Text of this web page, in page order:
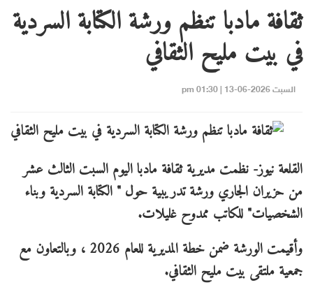
ثقافة مادبا تنظم ورشة الكتابة السردية
في بيت مليح الثقافي
السبت 2026-06-13 | 01:30 pm
القلعة نيوز- نظمت مديرية ثقافة مادبا اليوم السبت الثالث عشر
من حزيران الجاري ورشة تدريبية حول " الكتابة السردية وبناء
الشخصيات" للكاتب ممدوح غليلات.
وأقيمت الورشة ضمن خطة المديرية للعام 2026 ، وبالتعاون مع
جمعية ملتقى بيت مليح الثقافي.